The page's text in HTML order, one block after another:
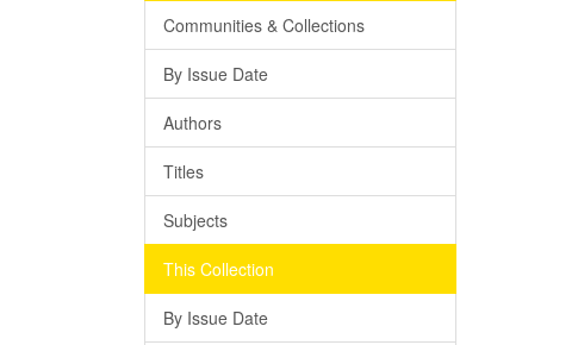
Communities & Collections
By Issue Date
Authors
Titles
Subjects
This Collection
By Issue Date